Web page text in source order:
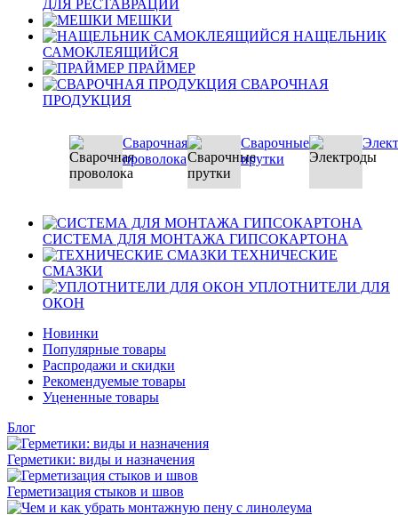
ДЛЯ РЕСТАВРАЦИИ
МЕШКИ
НАЩЕЛЬНИК
САМОКЛЕЯЩИЙСЯ
ПРАЙМЕР
СВАРОЧНАЯ
ПРОДУКЦИЯ
Сварочная
проволока
Сварочные
прутки
СИСТЕМА ДЛЯ МОНТАЖА ГИПСОКАРТОНА
ТЕХНИЧЕСКИЕ
СМАЗКИ
УПЛОТНИТЕЛИ ДЛЯ
ОКОН
Новинки
Популярные товары
Распродажи и скидки
Рекомендуемые товары
Уцененные товары
Блог
Герметики: виды и назначения
Герметизация стыков и швов